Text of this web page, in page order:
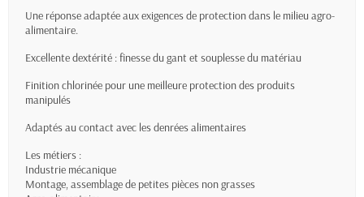
Une réponse adaptée auxexigences de protection dans le milieu agro-
alimentaire.
Excellente dextérité : finesse du gant et souplesse du matériau
Finition chlorinée pour une meilleure protection des produits
manipulés
Adaptés au contact avec les denrées alimentaires
Les métiers :
Industrie mécanique
Montage, assemblage de petites pièces non grasses